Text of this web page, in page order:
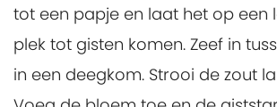
tot een papje en laat het op een
plek tot gisten komen. Zeef in
in een deegkom. Strooi de zout